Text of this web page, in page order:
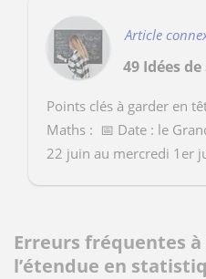
Article
Points clés à garder en
Maths : 📅 Date : le
22 juin au mercredi 1er
Erreurs fréquentes
l’étendue en